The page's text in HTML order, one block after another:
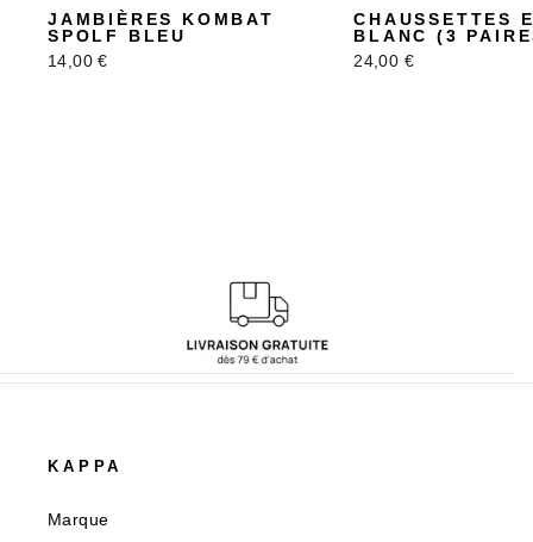
JAMBIÈRES KOMBAT
SPOLF BLEU
14,00 €
CHAUSSETTES
BLANC (3
24,00 €
KAPPA
Marque